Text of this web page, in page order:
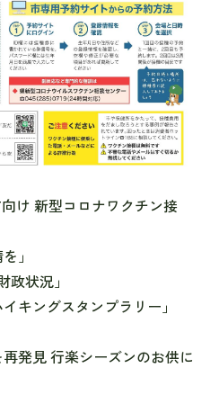
け 新型コロナワクチン接
」
政状況」
キングスタンプラリー」
発見 行楽シーズンのお供に